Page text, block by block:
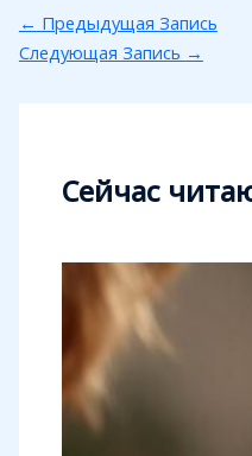
← Предыдущая Запись
Следующая Запись →
Сейчас